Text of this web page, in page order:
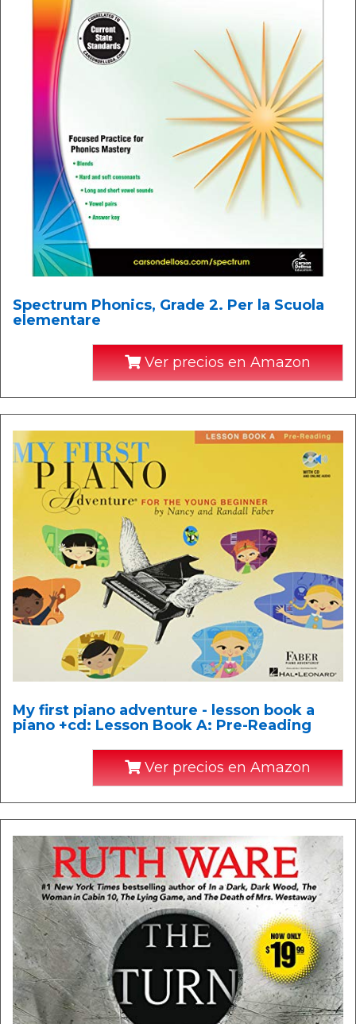
Spectrum Phonics, Grade 2. Per la Scuola
elementare
Ver precios en Amazon
My first piano adventure - lesson book a
piano +cd: Lesson Book A: Pre-Reading
Ver precios en Amazon